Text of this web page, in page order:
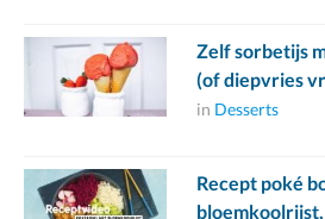
Zelf sorbetijs
(of diepvries
in Desserts
Recept poké
bloemkoolrijst,